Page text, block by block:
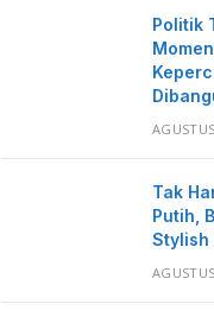
Politik
Tak
Putih,
Stylish